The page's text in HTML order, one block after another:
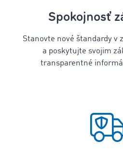
Spokojnosť
Stanovte nové štandardy v
a poskytujte svojim
transparentné